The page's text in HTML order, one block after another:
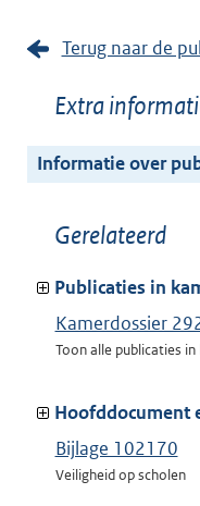
Terug naar de
Toon
van:
Extra
Informatie over
Toon
van:
Gerelateerd
Publicaties in
Kamerdossier
Toon alle publicaties
Hoofddocument
Bijlage 102170
Veiligheid op scholen